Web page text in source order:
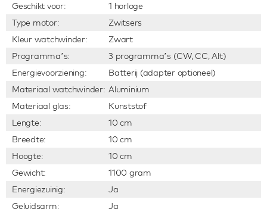
Geschikt voor:
1 horloge
Type motor:
Zwitsers
Kleur watchwinder:
Zwart
Programma’s:
3 programma’s (CW, CC, Alt)
Energievoorziening:
Batterij (adapter optioneel)
Materiaal watchwinder: Aluminium
Materiaal glas:
Kunststof
Lengte:
10 cm
Breedte:
10 cm
Hoogte:
10 cm
Gewicht:
1100 gram
Energiezuinig:
Ja
Geluidsarm:
Ja